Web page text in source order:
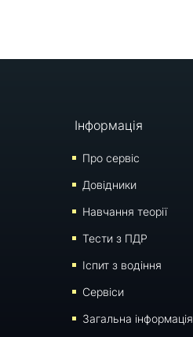
Інформація
Про сервіс
Довідники
Навчання теорії
Тести з ПДР
Iспит з водіння
Сервіси
Загальна інформація